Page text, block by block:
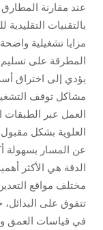
بالتقنيات
المطرقة على
يؤدي إلى اختراق
مشاكل توقف التشغيل
العمل عبر الطبقات
العلوية بشكل
عن المسار بسهولة
الدقة هي الأكثر
تتفوق على
في قياسات العمق